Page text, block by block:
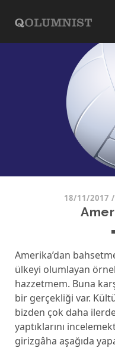
18/11/2017 /
Amerika’dan
ülkeyi olumlayan
hazzetmem. Buna
bir gerçekliği var.
bizden çok daha
yaptıklarını
girizgâha aşağıda